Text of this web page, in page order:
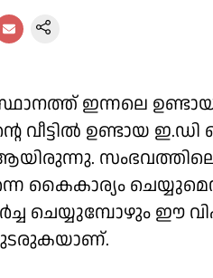
ഇന്നലെ
വീട്ടിൽ ഉണ്ടായ
കൈകാര്യം
ചെയ്യുമ്പോഴും ഈ